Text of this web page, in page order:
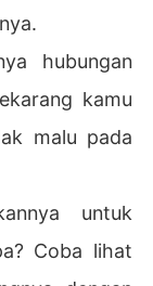
hubungan
kamu
malu pada
untuk
Coba lihat